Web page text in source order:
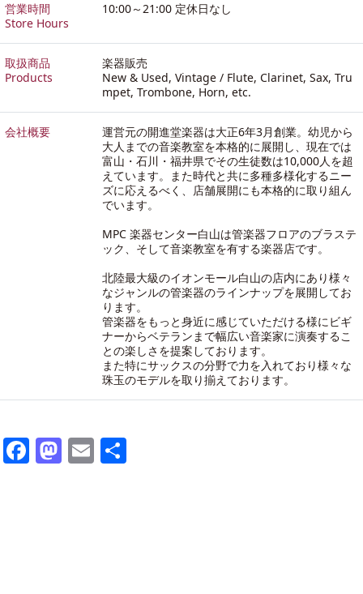
営業時間
Store Hours
10:00～21:00 定休日なし
取扱商品
Products
楽器販売
New & Used, Vintage / Flute, Clarinet, Sax, Tru
mpet, Trombone, Horn, etc.
会社概要
運営元の開進堂楽器は大正6年3月創業。幼児から
大人までの音楽教室を本格的に展開し、現在では
富山・石川・福井県でその生徒数は10,000人を超
えています。また時代と共に多種多様化するニー
ズに応えるべく、店舗展開にも本格的に取り組ん
でいます。
MPC 楽器センター白山は管楽器フロアのブラステ
ック、そして音楽教室を有する楽器店です。
北陸最大級のイオンモール白山の店内にあり様々
なジャンルの管楽器のラインナップを展開してお
ります。
管楽器をもっと身近に感じていただける様にビギ
ナーからベテランまで幅広い音楽家に演奏するこ
との楽しさを提案しております。
また特にサックスの分野で力を入れており様々な
珠玉のモデルを取り揃えております。
Facebook
Mastodon
Email